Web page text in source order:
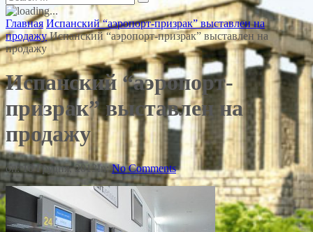
Главная Испанский “аэропорт-призрак” выставлен на
продажу Испанский “аэропорт-призрак” выставлен на
продажу
Испанский “аэропорт-
призрак” выставлен на
продажу
on:10 Грудня, 2013In:No Comments